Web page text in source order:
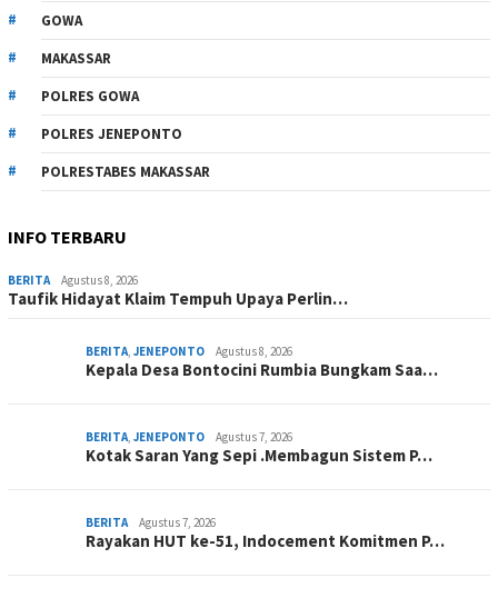
GOWA
MAKASSAR
POLRES GOWA
POLRES JENEPONTO
POLRESTABES MAKASSAR
INFO TERBARU
BERITA Agustus 8, 2026
Taufik Hidayat Klaim Tempuh Upaya Perlin…
BERITA, JENEPONTO Agustus 8, 2026
Kepala Desa Bontocini Rumbia Bungkam Saa…
BERITA, JENEPONTO Agustus 7, 2026
Kotak Saran Yang Sepi .Membagun Sistem P…
BERITA Agustus 7, 2026
Rayakan HUT ke-51, Indocement Komitmen P…